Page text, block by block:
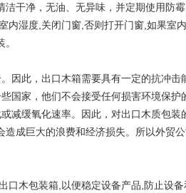
干净，无油、无异味，并定期使用防
内湿度,关闭门窗,否则打开门窗,如果室
因此，出口木箱需要具有一定的抗冲击
国家，他们不会接受任何损害环境保护
减缓氧化速率。因此，对出口木质包
成巨大的浪费和经济损失。所以外贸
口木包装箱,以便稳定设备产品,防止设